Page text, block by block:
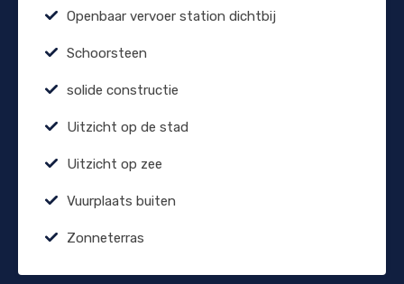
Openbaar vervoer station dichtbij
Schoorsteen
solide constructie
Uitzicht op de stad
Uitzicht op zee
Vuurplaats buiten
Zonneterras